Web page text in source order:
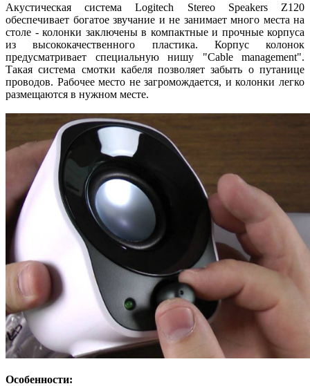
Акустическая система Logitech Stereo Speakers Z120
обеспечивает богатое звучание и не занимает много места на
столе - колонки заключены в компактные и прочные корпуса
из высококачественного пластика. Корпус колонок
предусматривает специальную нишу "Cable management".
Такая система смотки кабеля позволяет забыть о путанице
проводов. Рабочее место не загромождается, и колонки легко
размещаются в нужном месте.
Особенности: